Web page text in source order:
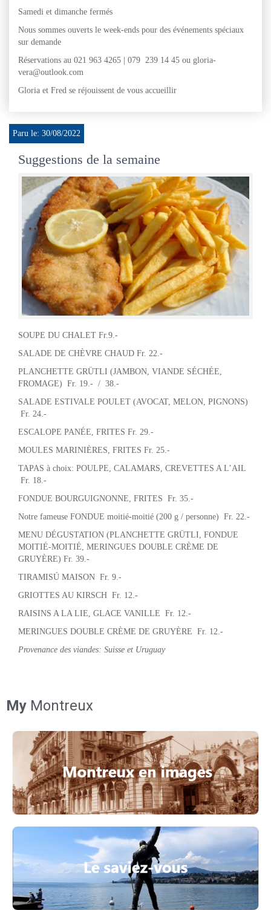
Samedi et dimanche fermés
Nous sommes ouverts le week-ends pour des événements spéciaux
sur demande
Réservations au 021 963 4265 | 079 239 14 45 ou gloria-
vera@outlook.com
Gloria et Fred se réjouissent de vous accueillir
Paru le: 30/08/2022
Suggestions de la semaine
SOUPE DU CHALET Fr.9.-
SALADE DE CHÈVRE CHAUD Fr. 22.-
PLANCHETTE GRÜTLI (JAMBON, VIANDE SÉCHÉE,
FROMAGE) Fr. 19.- / 38.-
SALADE ESTIVALE POULET (AVOCAT, MELON, PIGNONS)
Fr. 24.-
ESCALOPE PANÉE, FRITES Fr. 29.-
MOULES MARINIÈRES, FRITES Fr. 25.-
TAPAS à choix: POULPE, CALAMARS, CREVETTES A L’AIL
Fr. 18.-
FONDUE BOURGUIGNONNE, FRITES Fr. 35.-
Notre fameuse FONDUE moitié-moitié (200 g / personne) Fr. 22.-
MENU DÉGUSTATION (PLANCHETTE GRÜTLI, FONDUE
MOITIÉ-MOITIÉ, MERINGUES DOUBLE CRÈME DE
GRUYÈRE) Fr. 39.-
TIRAMISÚ MAISON Fr. 9.-
GRIOTTES AU KIRSCH Fr. 12.-
RAISINS A LA LIE, GLACE VANILLE Fr. 12.-
MERINGUES DOUBLE CRÈME DE GRUYÈRE Fr. 12.-
Provenance des viandes: Suisse et Uruguay
My Montreux